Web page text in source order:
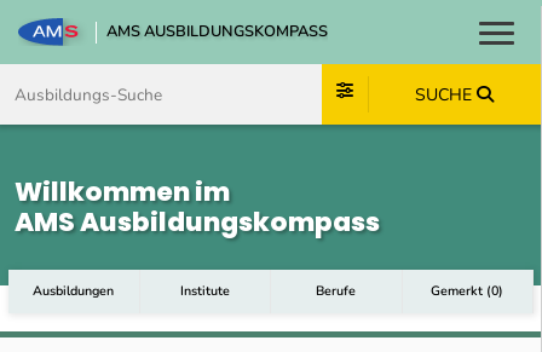
AMS AUSBILDUNGSKOMPASS
SUCHE
Willkommen im
AMS Ausbildungskompass
Ausbildungen Institute Berufe Gemerkt (0)